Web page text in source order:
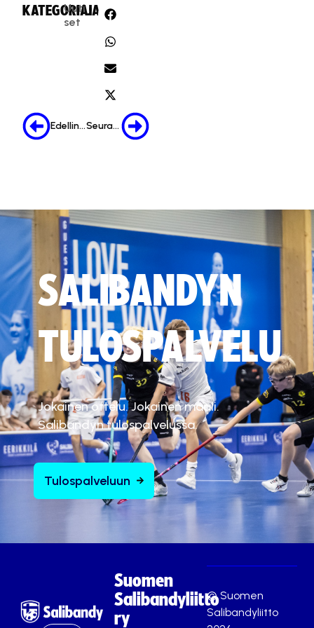
KATEGORIA:
Uuti
set
JAA:
Edellinen Seuraava
SALIBANDYN
TULOSPALVELU
Jokainen ottelu. Jokainen maali.
Salibandyn tulospalvelussa.
Tulospalveluun
Suomen
Salibandyliitto
ry
© Suomen
Salibandyliitto